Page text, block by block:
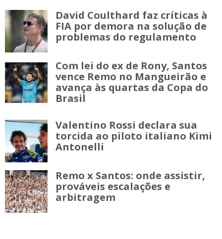
David Coulthard faz críticas à
FIA por demora na solução de
problemas do regulamento
Com lei do ex de Rony, Santos
vence Remo no Mangueirão e
avança às quartas da Copa do
Brasil
Valentino Rossi declara sua
torcida ao piloto italiano Kimi
Antonelli
Remo x Santos: onde assistir,
prováveis escalações e
arbitragem